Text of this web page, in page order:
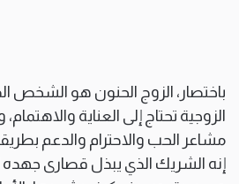
باختصار، الزوج الحنون هو الشخص
الزوجية تحتاج إلى العناية
مشاعر الحب والاحترام والدعم
إنه الشريك الذي يبذل قصارى